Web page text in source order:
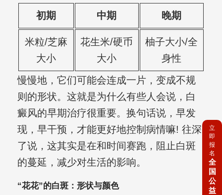
初期
中期 晚期
米粒/芝麻
大小
花生米/硬币
大小
柚子大小/全
身性
慢慢地，它们可能会连成一片，变成不规
则的形状。这就是为什么有些人会说，白
癜风的早期治疗很重要。换句话说，早发
现，早干预，才能更好地控制病情嘛! 往深
了说，这其实是在和时间赛跑，阻止白斑
的蔓延，减少对生活的影响。
“花花”的白斑：形状与颜色
立
即
报
名
全
国
公
益